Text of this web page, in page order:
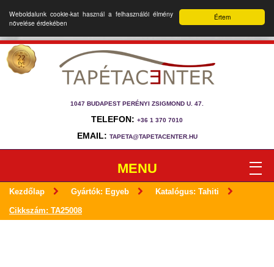
Értem
Weboldalunk cookie-kat használ a felhasználói élmény
növelése érdekében
1047 BUDAPEST PERÉNYI ZSIGMOND U. 47.
TELEFON: +36 1 370 7010
EMAIL: TAPETA@TAPETACENTER.HU
MENU
Kezdőlap Gyártók: Egyeb Katalógus: Tahiti
Cikkszám: TA25008